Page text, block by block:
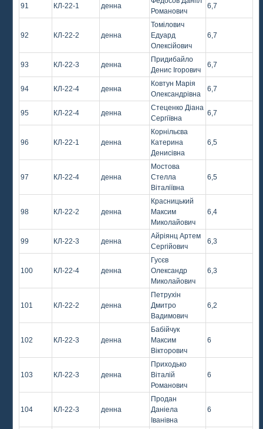
91 КЛ-22-1 денна
Романович
6,7
92 КЛ-22-2 денна
Томілович
Едуард
Олексійович
6,7
93 КЛ-22-3 денна
Придибайло
Денис Ігорович
6,7
94 КЛ-22-4 денна
Ковтун Марія
Олександрівна
6,7
95 КЛ-22-4 денна
Стеценко Діана
Сергіївна
6,7
96 КЛ-22-1 денна
Корнільєва
Катерина
Денисівна
6,5
97 КЛ-22-4 денна
Мостова
Стелла
Віталіївна
6,5
98 КЛ-22-2 денна
Красницький
Максим
Миколайович
6,4
99 КЛ-22-3 денна
Айріянц Артем
Сергійович
6,3
100 КЛ-22-4 денна
Гусєв
Олександр
Миколайович
6,3
101 КЛ-22-2 денна
Петрухін
Дмитро
Вадимович
6,2
102 КЛ-22-3 денна
Бабійчук
Максим
Вікторович
6
103 КЛ-22-3 денна
Приходько
Віталій
Романович
6
104 КЛ-22-3 денна
Продан
Даніела
Іванівна
6